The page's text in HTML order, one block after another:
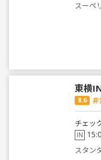
スーペ
東横
8.6 非
チェッ
IN
スタン